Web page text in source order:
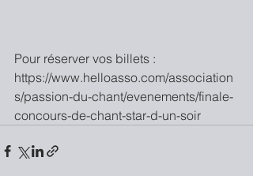
Pour réserver vos billets :
https://www.helloasso.com/association
s/passion-du-chant/evenements/finale-
concours-de-chant-star-d-un-soir